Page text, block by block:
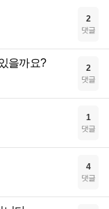
2
댓글
을까요? 2
댓글
1
댓글
4
댓글